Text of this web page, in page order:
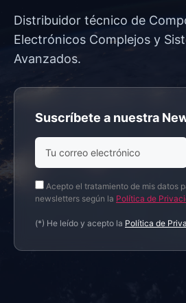
Distribuidor técnico de
Electrónicos Complejos y
Avanzados.
Suscríbete a nuestra
Acepto el tratamiento de mis datos
newsletters según la Política de
(*) He leído y acepto la Política de